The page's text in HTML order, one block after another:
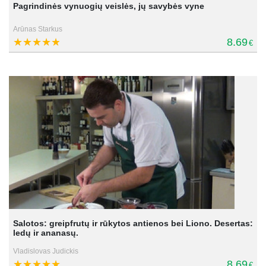
Pagrindinės vynuogių veislės, jų savybės vyne
Arūnas Starkus
8.69€
Salotos: greipfrutų ir rūkytos antienos bei Liono. Desertas:
ledų ir ananasų.
Vladislovas Judickis